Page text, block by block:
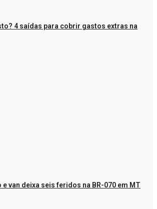
4 saídas para cobrir gastos extras na
van deixa seis feridos na BR-070 em MT